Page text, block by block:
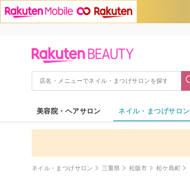
美容院・ヘアサロン ネイル・まつげサロン
ネイル・まつげサロン 三重県 松阪市 松ケ島町